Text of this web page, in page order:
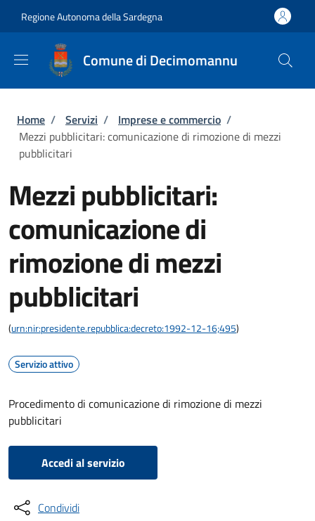
Regione Autonoma della Sardegna
Comune di Decimomannu
Briciole di pane
Home / Servizi / Imprese e commercio /
Mezzi pubblicitari: comunicazione di rimozione di mezzi
pubblicitari
Mezzi pubblicitari:
comunicazione di
rimozione di mezzi
pubblicitari
(urn:nir:presidente.repubblica:decreto:1992-12-16;495)
Servizio attivo
Procedimento di comunicazione di rimozione di mezzi
pubblicitari
Accedi al servizio
Condividi